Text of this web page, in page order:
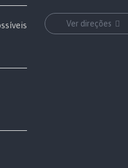
Ver direções